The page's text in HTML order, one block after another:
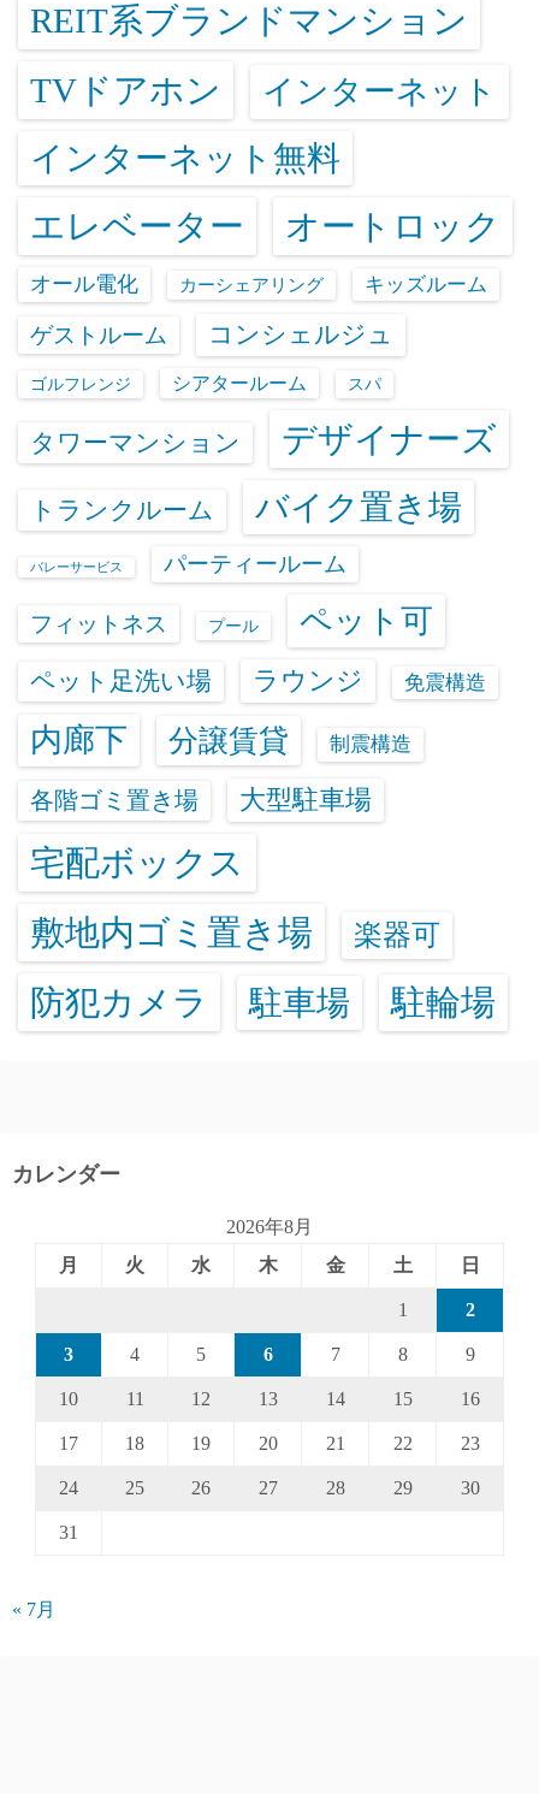
REIT系ブランドマンション
TVドアホン インターネット
インターネット無料
エレベーター オートロック
オール電化 カーシェアリング キッズルーム
ゲストルーム コンシェルジュ
ゴルフレンジ シアタールーム スパ
タワーマンション デザイナーズ
トランクルーム バイク置き場
バレーサービス パーティールーム
フィットネス プール ペット可
ペット足洗い場 ラウンジ 免震構造
内廊下 分譲賃貸 制震構造
各階ゴミ置き場 大型駐車場
宅配ボックス
敷地内ゴミ置き場
楽器可
防犯カメラ 駐車場 駐輪場
カレンダー
2026年8月
月
火 水 木 金 土 日
1 2
3 4 5 6 7 8 9
10 11 12 13 14 15 16
17 18 19 20 21 22 23
24 25 26 27 28 29 30
31
« 7月